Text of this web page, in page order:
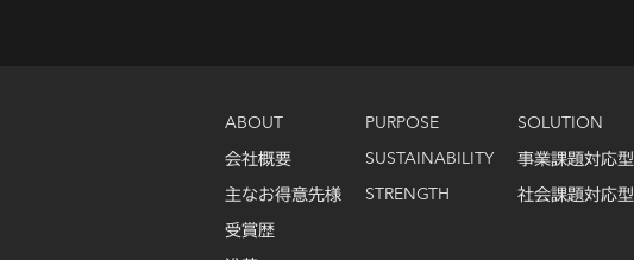
ABOUT
会社概要
主なお得意先様
受賞歴
PURPOSE
SUSTAINABILITY
STRENGTH
SOLUTION
事業課題対応型
社会課題対応型